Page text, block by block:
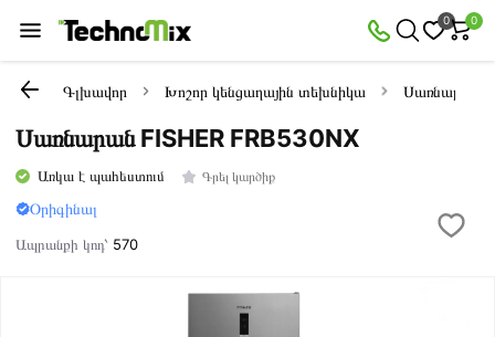
0 0
Գլխավոր Խոշոր կենցաղային տեխնիկա
Սառնարան FISHER FRB530NX
Առկա է պահեստում Գրել կարծիք
Օրիգինալ
Ապրանքի կոդ՝ 570